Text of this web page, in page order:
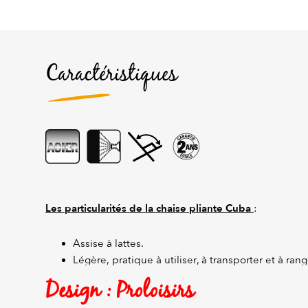
Caractéristiques
Les particularités de la chaise pliante Cuba :
Assise à lattes.
Légère, pratique à utiliser, à transporter et à
Design : Proloisirs